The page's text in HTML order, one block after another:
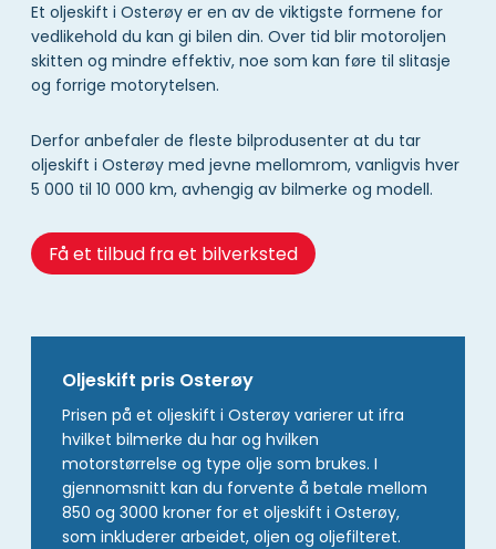
Et oljeskift i Osterøy er en av de viktigste formene for
vedlikehold du kan gi bilen din. Over tid blir motoroljen
skitten og mindre effektiv, noe som kan føre til slitasje
og forrige motorytelsen.
Derfor anbefaler de fleste bilprodusenter at du tar
oljeskift i Osterøy med jevne mellomrom, vanligvis hver
5 000 til 10 000 km, avhengig av bilmerke og modell.
Få et tilbud fra et bilverksted
Oljeskift pris Osterøy
Prisen på et oljeskift i Osterøy varierer ut ifra
hvilket bilmerke du har og hvilken
motorstørrelse og type olje som brukes. I
gjennomsnitt kan du forvente å betale mellom
850 og 3000 kroner for et oljeskift i Osterøy,
som inkluderer arbeidet, oljen og oljefilteret.